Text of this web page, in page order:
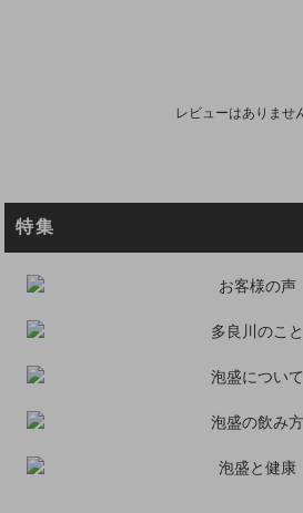
レビューはありませ
特集